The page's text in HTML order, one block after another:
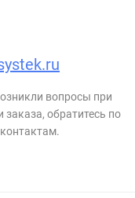
вопросы при
обратитесь по